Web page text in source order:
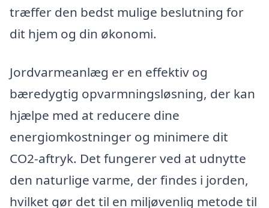
træffer den bedst mulige beslutning for
dit hjem og din økonomi.
Jordvarmeanlæg er en effektiv og
bæredygtig opvarmningsløsning, der kan
hjælpe med at reducere dine
energiomkostninger og minimere dit
CO2-aftryk. Det fungerer ved at udnytte
den naturlige varme, der findes i jorden,
hvilket gør det til en miljøvenlig metode til